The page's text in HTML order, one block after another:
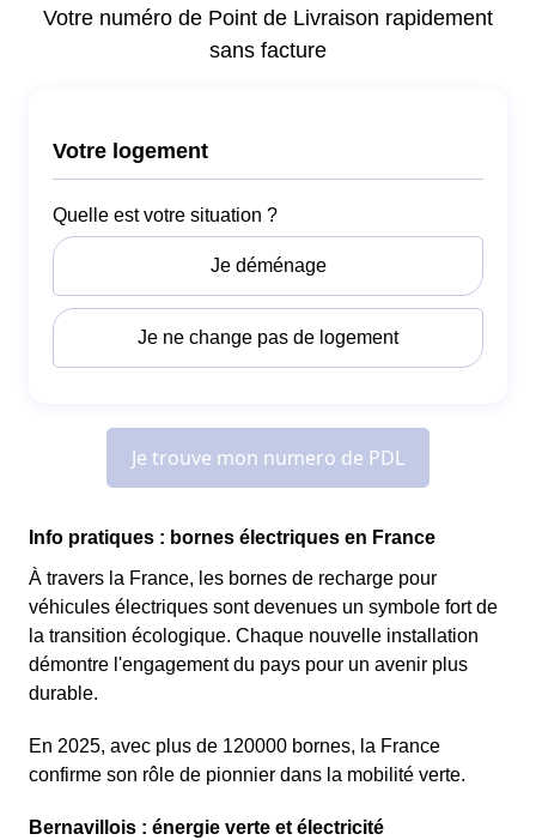
Info pratiques : bornes électriques en France
À travers la France, les bornes de recharge pour
véhicules électriques sont devenues un symbole fort de
la transition écologique. Chaque nouvelle installation
démontre l'engagement du pays pour un avenir plus
durable.
En 2025, avec plus de 120000 bornes, la France
confirme son rôle de pionnier dans la mobilité verte.
Bernavillois : énergie verte et électricité